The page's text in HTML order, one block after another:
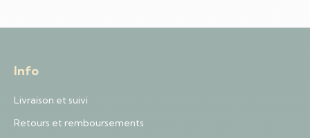
Info
Livraison et suivi
Retours et remboursements